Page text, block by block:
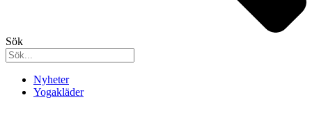
Sök
Nyheter
Yogakläder